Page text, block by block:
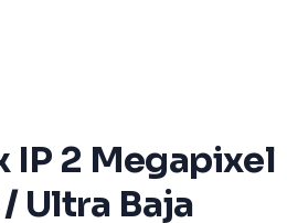
IP 2 Megapixel
Ultra Baja